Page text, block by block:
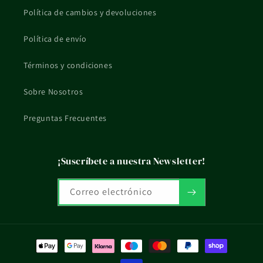
Política de cambios y devoluciones
Política de envío
Términos y condiciones
Sobre Nosotros
Preguntas Frecuentes
¡Suscríbete a nuestra Newsletter!
Correo electrónico
Formas